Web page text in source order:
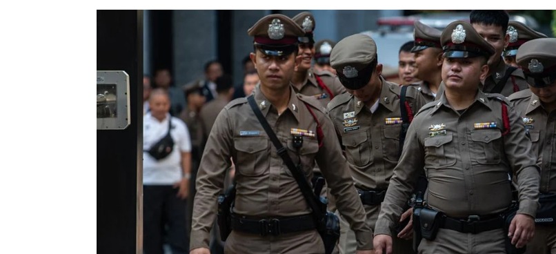
Mueren seis
28 de julio de 2025, 10:44 Whatsapp
Facebook
X